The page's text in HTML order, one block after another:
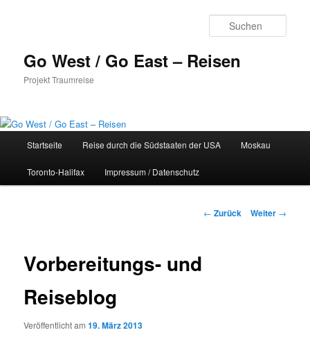
Go West / Go East – Reisen
Projekt Traumreise
Startseite Reise durch die Südstaaten der USA Moskau
Toronto-Halifax Impressum / Datenschutz
Beitragsnavigation
← Zurück Weiter →
Vorbereitungs- und
Reiseblog
Veröffentlicht am19. März 2013